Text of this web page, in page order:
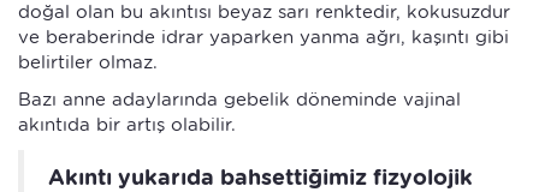
doğal olan bu akıntısı beyaz sarı renktedir, kokusuzdur
ve beraberinde idrar yaparken yanma ağrı, kaşıntı gibi
belirtiler olmaz.
Bazı anne adaylarında gebelik döneminde vajinal
akıntıda bir artış olabilir.
Akıntı yukarıda bahsettiğimiz fizyolojik